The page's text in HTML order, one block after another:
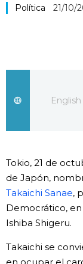
Vida
Guía de Japón
Vídeos e
En
Política 21/10/
English
Tokio, 21 de
de Japón,
Takaichi Sanae,
Democrático,
Ishiba Shigeru.
Takaichi se